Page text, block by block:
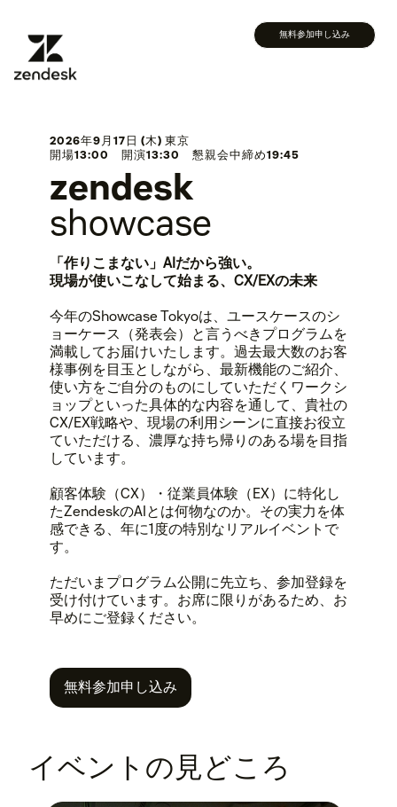
2026年9月17日 (木) 東京
開場13:00 開演13:30 懇親会中締め19:45
zendesk
showcase
「作りこまない」AIだから強い。
現場が使いこなして始まる、CX/EXの未来
今年のShowcase Tokyoは、ユースケースのシ
ョーケース（発表会）と言うべきプログラムを
満載してお届けいたします。過去最大数のお客
様事例を目玉としながら、最新機能のご紹介、
使い方をご自分のものにしていただくワークシ
ョップといった具体的な内容を通して、貴社の
CX/EX戦略や、現場の利用シーンに直接お役立
ていただける、濃厚な持ち帰りのある場を目指
しています。
顧客体験（CX）・従業員体験（EX）に特化し
たZendeskのAIとは何物なのか。その実力を体
感できる、年に1度の特別なリアルイベントで
す。
ただいまプログラム公開に先立ち、参加登録を
受け付けています。お席に限りがあるため、お
早めにご登録ください。
無料参加申し込み
イベントの見どころ
無料参加申し込み